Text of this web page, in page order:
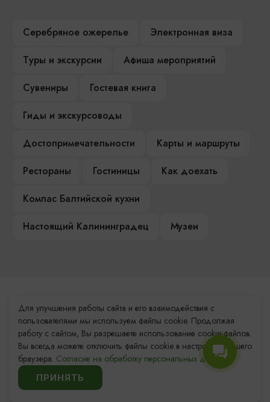
Серебряное ожерелье
Электронная виза
Туры и экскурсии
Афиша мероприятий
Сувениры
Гостевая книга
Гиды и экскурсоводы
Достопримечательности
Карты и маршруты
Рестораны
Гостиницы
Как доехать
Компас Балтийской кухни
Настоящий Калининградец
Музеи
Контакты Туристского
информационного центра
+7 (4012) 555-200
8 (800) 200-55-39
info@visit-kaliningrad.ru
Для улучшения работы сайта и его взаимодействия с
пользователями мы используем файлы cookie. Продолжая
работу с сайтом, Вы разрешаете использование cookie-файлов.
Вы всегда можете отключить файлы cookie в настройках Вашего
браузера. Согласие на обработку персональных данных.
ПРИНЯТЬ